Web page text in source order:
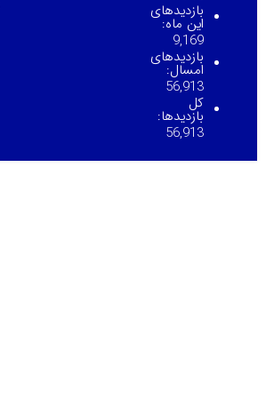
بازدیدهای
این ماه:
9,169
بازدیدهای
امسال:
56,913
کل
بازدیدها:
56,913